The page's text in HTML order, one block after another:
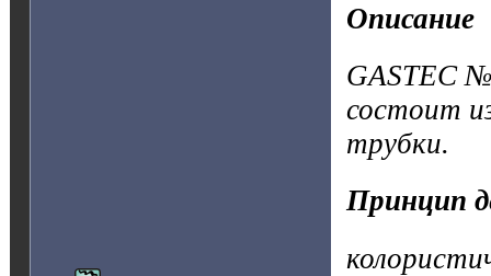
Описание
GASTEC
состоит
трубки.
Принцип